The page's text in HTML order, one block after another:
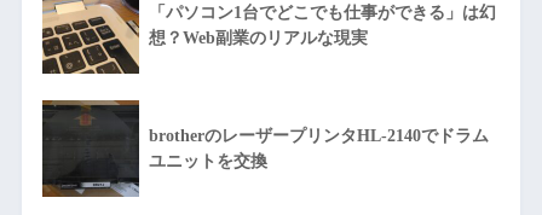
「パソコン1台でどこでも仕事ができる」は幻
想？Web副業のリアルな現実
brotherのレーザープリンタHL-2140でドラム
ユニットを交換